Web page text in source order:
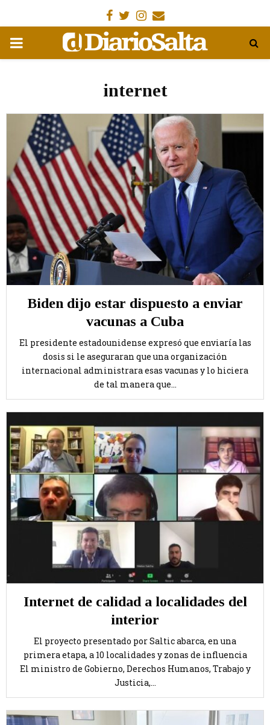
Facebook
Gorjeo
Instagram
Email
MENÚ
internet
Biden dijo estar dispuesto a enviar
vacunas a Cuba
El presidente estadounidense expresó que enviaría las
dosis si le aseguraran que una organización
internacional administrara esas vacunas y lo hiciera
de tal manera que...
Internet de calidad a localidades del
interior
El proyecto presentado por Saltic abarca, en una
primera etapa, a 10 localidades y zonas de influencia
El ministro de Gobierno, Derechos Humanos, Trabajo y
Justicia,...